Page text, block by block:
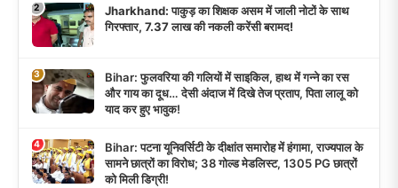
2
Jharkhand: पाकुड़ का शिक्षक असम में जाली नोटों के साथ
गिरफ्तार, 7.37 लाख की नकली करेंसी बरामद!
3
Bihar: फुलवरिया की गलियों में साइकिल, हाथ में गन्ने का रस
और गाय का दूध… देसी अंदाज में दिखे तेज प्रताप, पिता लालू को
याद कर हुए भावुक!
4
Bihar: पटना यूनिवर्सिटी के दीक्षांत समारोह में हंगामा, राज्यपाल के
सामने छात्रों का विरोध; 38 गोल्ड मेडलिस्ट, 1305 PG छात्रों
को मिली डिग्री!